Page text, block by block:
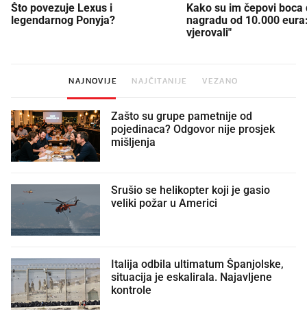
Što povezuje Lexus i
legendarnog Ponyja?
Kako su im čepovi boca
nagradu od 10.000
vjerovali"
NAJNOVIJE NAJČITANIJE VEZANO
Zašto su grupe pametnije od
pojedinaca? Odgovor nije prosjek
mišljenja
Srušio se helikopter koji je gasio
veliki požar u Americi
Italija odbila ultimatum Španjolske,
situacija je eskalirala. Najavljene
kontrole